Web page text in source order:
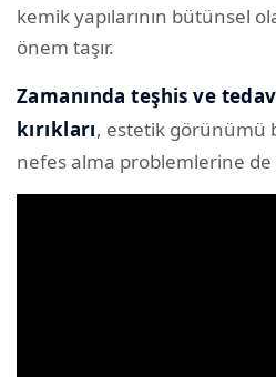
kemik yapılarının bütünsel
önem taşır.
Zamanında teşhis ve
kırıkları, estetik görünümü
nefes alma problemlerine de